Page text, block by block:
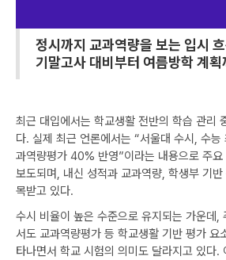
정시까지 교과역량을 보는 입시
기말고사 대비부터 여름방학 계획
최근 대입에서는 학교생활 전반의 학습 관리
다. 실제 최근 언론에서는 “서울대 수시, 수
과역량평가 40% 반영”이라는 내용으로 주
보도되며, 내신 성적과 교과역량, 학생부 기
목받고 있다.
수시 비율이 높은 수준으로 유지되는 가운데,
서도 교과역량평가 등 학교생활 기반 평가 요
타나면서 학교 시험의 의미도 달라지고 있다.